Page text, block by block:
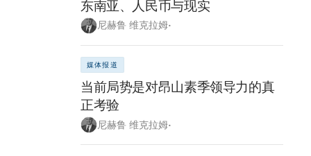
东南亚、人民币与现实
尼赫鲁 维克拉姆•
媒体报道
当前局势是对昂山素季领导力的真
正考验
尼赫鲁 维克拉姆•